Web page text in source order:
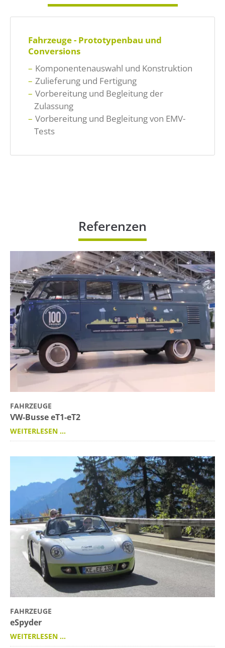
About us
Lorem ipsum dolor sit amet,
consectetuer adipiscing elit.
Aenean commodo ligula eget dolor. Aenean
massa. Cum sociis natoque penatibus et
magnis dis parturient montes, nascetur
ridiculus mus. Donec quam felis, ultricies nec.
Fahrzeuge - Prototypenbau und
Conversions
Komponentenauswahl und Konstruktion
Zulieferung und Fertigung
Vorbereitung und Begleitung der
Zulassung
Vorbereitung und Begleitung von EMV-
Tests
Referenzen
FAHRZEUGE
VW-Busse eT1-eT2
WEITERLESEN …
FAHRZEUGE
eSpyder
WEITERLESEN …